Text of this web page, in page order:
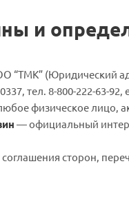
и
“ТМК” (Юридический
тел. 8-800-222-63-92,
физическое лицо,
— официальный
сторон,